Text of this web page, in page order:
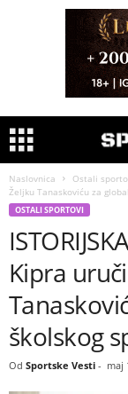
Naslovnica Ostali
Željku Tanaskoviću za
OSTALI SPORTOVI
Kipra
školskog
Od Sportske Vesti - maj